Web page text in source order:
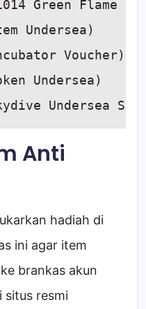
Green Flame
Undersea)
Voucher)
Undersea)
Undersea
Anti
hadiah di
ini agar item
brankas akun
situs resmi